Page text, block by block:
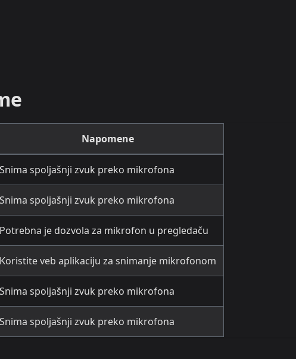
Napomene
Snima spoljašnji zvuk preko mikrofona
Snima spoljašnji zvuk preko mikrofona
Potrebna je dozvola za mikrofon u pregledaču
Koristite veb aplikaciju za snimanje mikrofonom
Snima spoljašnji zvuk preko mikrofona
Snima spoljašnji zvuk preko mikrofona